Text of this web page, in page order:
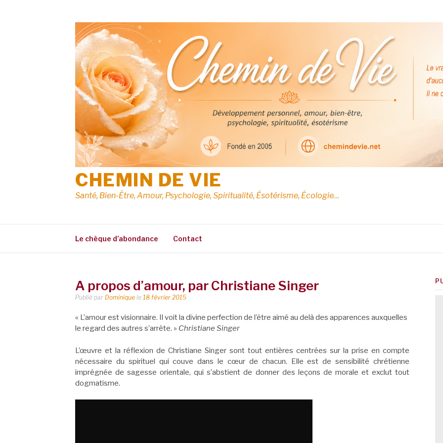
CHEMIN DE VIE
Santé, Bien-Être, Amour, Psychologie, Spiritualité, Ésotérisme, Écologie…
Le chèque d’abondance Contact
A propos d’amour, par Christiane Singer
Publié par Dominique le 18 février 2015
« L’amour est visionnaire. Il voit la divine perfection de l’être aimé au delà des apparences auxquelles
le regard des autres s’arrête. » Christiane Singer
L’œuvre et la réflexion de Christiane Singer sont tout entières centrées sur la prise en compte
nécessaire du spirituel qui couve dans le cœur de chacun. Elle est de sensibilité chrétienne
imprégnée de sagesse orientale, qui s’abstient de donner des leçons de morale et exclut tout
dogmatisme.